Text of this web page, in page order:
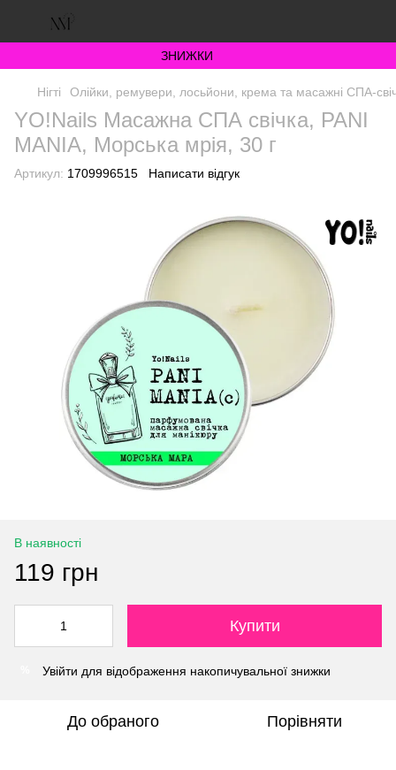
ЗНИЖКИ
Нігті Олійки, ремувери, лосьйони, крема та масажні СПА-
YO!Nails Масажна СПА свічка, PANI
MANIA, Морська мрія, 30 г
Артикул: 1709996515 Написати відгук
В наявності
119 грн
Купити
Увійти для відображення накопичувальної знижки
До обраного Порівняти